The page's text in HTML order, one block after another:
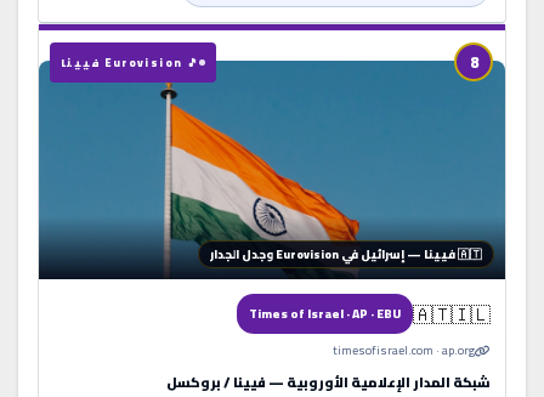
8 🎵 Eurovision فيينا
🇦🇹 فيينا — إسرائيل في Eurovision وجدل الجدار
🇦🇹🇮🇱
Times of Israel · AP · EBU
timesofisrael.com · ap.org
شبكة المدار الإعلامية الأوروبية — فيينا / بروكسل